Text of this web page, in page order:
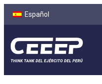
Español